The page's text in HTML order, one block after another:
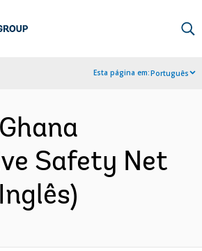
Esta página em:Português
Safety Net